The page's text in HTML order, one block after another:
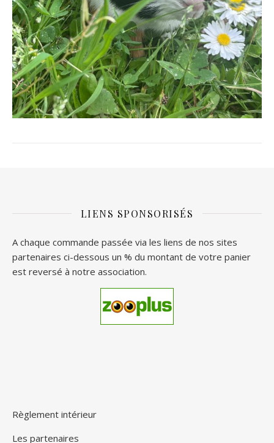
LIENS SPONSORISÉS
A chaque commande passée via les liens de nos sites
partenaires ci-dessous un % du montant de votre panier
est reversé à notre association.
Règlement intérieur
Les partenaires